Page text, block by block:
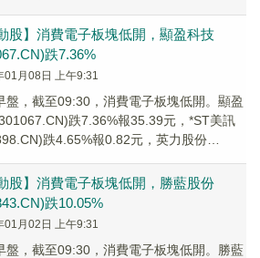
股】消費電子板塊低開，顯盈科技
跌7.36%
01月08日 上午9:31
盤，截至09:30，消費電子板塊低開。顯盈
跌7.36%報35.39元，*ST美訊
跌4.65%報0.82元，英力股份
股】消費電子板塊低開，勝藍股份
跌10.05%
01月02日 上午9:31
盤，截至09:30，消費電子板塊低開。勝藍